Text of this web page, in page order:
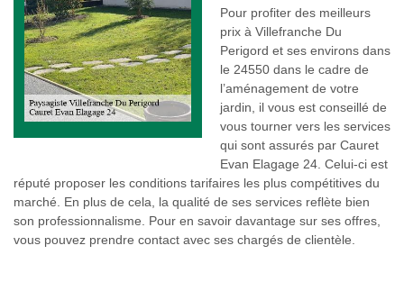
Pour profiter des meilleurs
prix à Villefranche Du
Perigord et ses environs dans
le 24550 dans le cadre de
l’aménagement de votre
jardin, il vous est conseillé de
vous tourner vers les services
qui sont assurés par Cauret
Evan Elagage 24. Celui-ci est
réputé proposer les conditions tarifaires les plus compétitives du
marché. En plus de cela, la qualité de ses services reflète bien
son professionnalisme. Pour en savoir davantage sur ses offres,
vous pouvez prendre contact avec ses chargés de clientèle.